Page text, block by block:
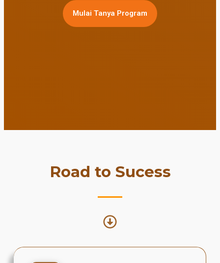
Mulai Tanya Program
Road to Sucess